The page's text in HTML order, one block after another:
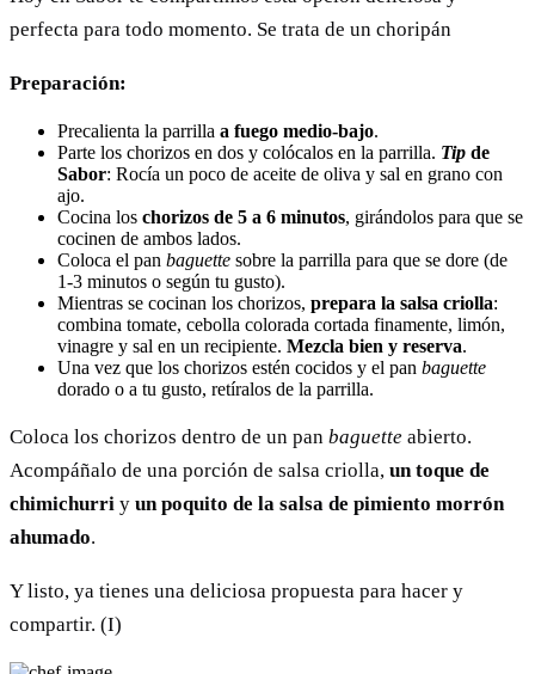
perfecta para todo momento. Se trata de un choripán
Preparación:
Precalienta la parrilla a fuego medio-bajo.
Parte los chorizos en dos y colócalos en la parrilla. Tip de
Sabor: Rocía un poco de aceite de oliva y sal en grano con
ajo.
Cocina los chorizos de 5 a 6 minutos, girándolos para que se
cocinen de ambos lados.
Coloca el pan baguette sobre la parrilla para que se dore (de
1-3 minutos o según tu gusto).
Mientras se cocinan los chorizos, prepara la salsa criolla:
combina tomate, cebolla colorada cortada finamente, limón,
vinagre y sal en un recipiente. Mezcla bien y reserva.
Una vez que los chorizos estén cocidos y el pan baguette
dorado o a tu gusto, retíralos de la parrilla.
Coloca los chorizos dentro de un pan baguette abierto.
Acompáñalo de una porción de salsa criolla, un toque de
chimichurri y un poquito de la salsa de pimiento morrón
ahumado.
Y listo, ya tienes una deliciosa propuesta para hacer y
compartir. (I)